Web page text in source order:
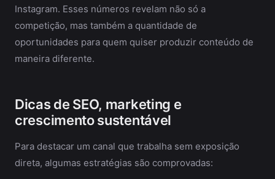
Instagram. Esses números revelam não só a
competição, mas também a quantidade de
oportunidades para quem quiser produzir conteúdo de
maneira diferente.
Dicas de SEO, marketing e
crescimento sustentável
Para destacar um canal que trabalha sem exposição
direta, algumas estratégias são comprovadas: